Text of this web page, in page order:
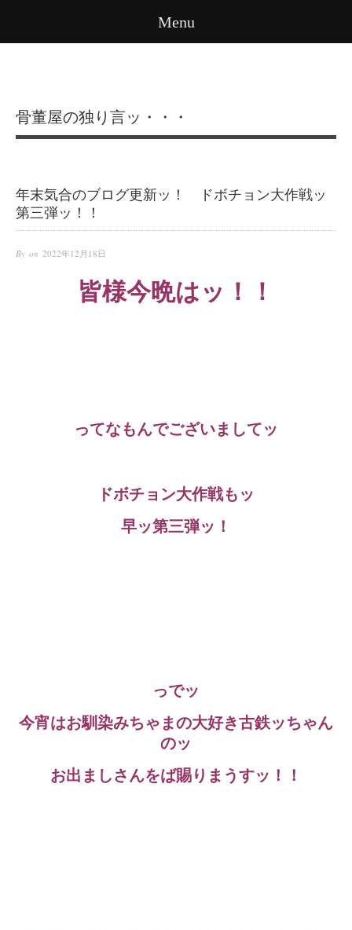
Menu
骨董屋の独り言ッ・・・
年末気合のブログ更新ッ！ ドボチョン大作戦ッ
第三弾ッ！！
By on 2022年12月18日
皆様今晩はッ！！
ってなもんでございましてッ
ドボチョン大作戦もッ
早ッ第三弾ッ！
っでッ
今宵はお馴染みちゃまの大好き古鉄ッちゃん
のッ
お出ましさんをば賜りまうすッ！！